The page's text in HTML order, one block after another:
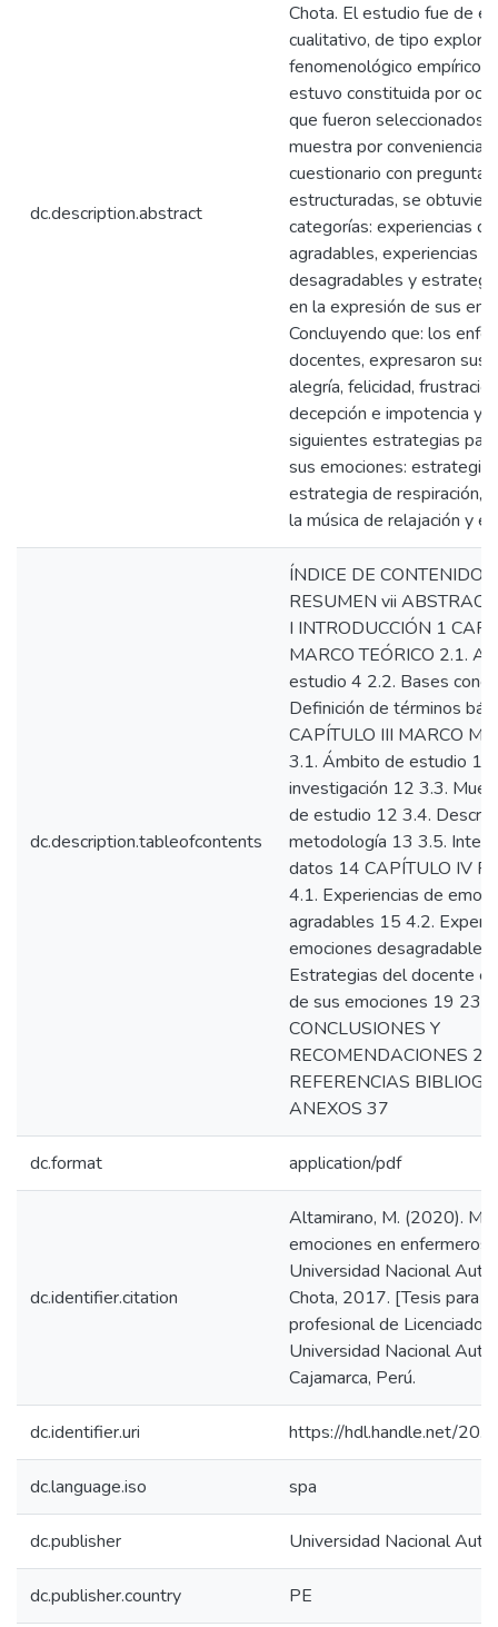
dc.description.abstract
Chota. El estudio fue de
cualitativo, de tipo
fenomenológico empírico,
estuvo constituida por
que fueron seleccionados
muestra por conveniencia,
cuestionario con
estructuradas, se
categorías: experiencias
agradables, experiencias
desagradables y
en la expresión de sus
Concluyendo que: los
docentes, expresaron sus
alegría, felicidad,
decepción e impotencia y
siguientes estrategias
sus emociones: estrategia
estrategia de respiración,
la música de relajación y
dc.description.tableofcontents
ÍNDICE DE
RESUMEN vii
I INTRODUCCIÓN 1
MARCO TEÓRICO 2.1.
estudio 4 2.2. Bases
Definición de términos
CAPÍTULO III MARCO
3.1. Ámbito de estudio 11
investigación 12 3.3.
de estudio 12 3.4.
metodología 13 3.5.
datos 14 CAPÍTULO IV
4.1. Experiencias de
agradables 15 4.2.
emociones desagradables
Estrategias del docente
de sus emociones 19 23
CONCLUSIONES Y
RECOMENDACIONES 27
REFERENCIAS
ANEXOS 37
dc.format application/pdf
dc.identifier.citation
Altamirano, M. (2020).
emociones en enfermeros
Universidad Nacional
Chota, 2017. [Tesis para
profesional de Licenciado
Universidad Nacional
Cajamarca, Perú.
dc.identifier.uri https://hdl.handle.net/
dc.language.iso spa
dc.publisher Universidad Nacional
dc.publisher.country PE